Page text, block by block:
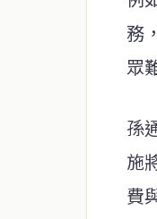
務
眾
孫
施
費